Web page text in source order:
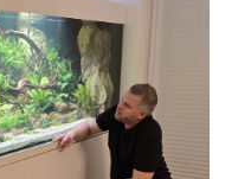
Ich habe vor einem Jahr zwei
Von Anfang bis Ende habe
und ehrliche Beratung
bei Fragen, habe ich
... MEHR